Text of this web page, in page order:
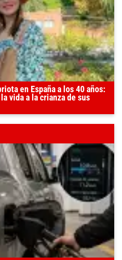
en España a los 40 años:
vida a la crianza de sus